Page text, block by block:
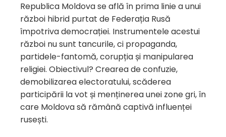
Republica Moldova se află în prima linie a unui
război hibrid purtat de Federația Rusă
împotriva democrației. Instrumentele acestui
război nu sunt tancurile, ci propaganda,
partidele-fantomă, corupția și manipularea
religiei. Obiectivul? Crearea de confuzie,
demobilizarea electoratului, scăderea
participării la vot și menținerea unei zone gri, în
care Moldova să rămână captivă influenței
rusești.